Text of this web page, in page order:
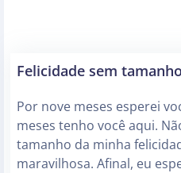
Felicidade sem tamanho
Por nove meses esperei
meses tenho você aqui.
tamanho da minha
maravilhosa. Afinal, eu